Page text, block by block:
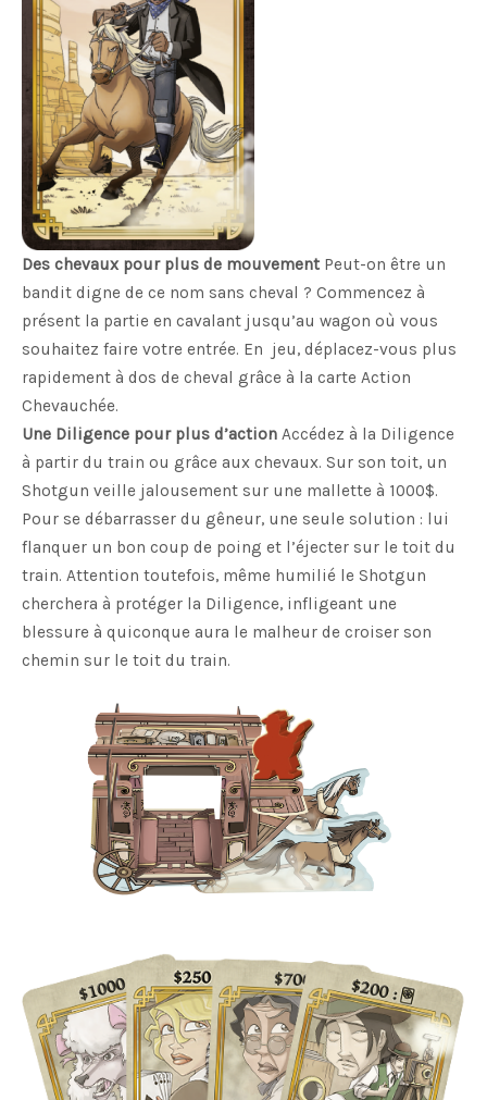
Des chevaux pour plus de mouvement Peut-on être un
bandit digne de ce nom sans cheval ? Commencez à
présent la partie en cavalant jusqu’au wagon où vous
souhaitez faire votre entrée. En jeu, déplacez-vous plus
rapidement à dos de cheval grâce à la carte Action
Chevauchée.
Une Diligence pour plus d’action Accédez à la Diligence
à partir du train ou grâce aux chevaux. Sur son toit, un
Shotgun veille jalousement sur une mallette à 1000$.
Pour se débarrasser du gêneur, une seule solution : lui
flanquer un bon coup de poing et l’éjecter sur le toit du
train. Attention toutefois, même humilié le Shotgun
cherchera à protéger la Diligence, infligeant une
blessure à quiconque aura le malheur de croiser son
chemin sur le toit du train.